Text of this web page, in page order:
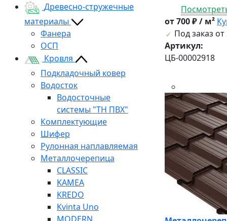
Древесно-стружечные
материалы
Фанера
ОСП
Кровля
Подкладочный ковер
Водосток
Водосточные
системы "ТН ПВХ"
Комплектующие
Шифер
Рулонная наплавляемая
Металлочерепица
CLASSIC
KAMEA
KREDO
Kvinta Uno
от 700 ₽ / м²
Под заказ от
Артикул:
ЦБ-00002918